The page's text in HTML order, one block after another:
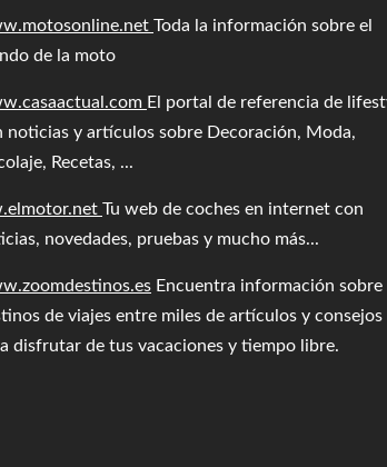
Toda la información sobre el
de la moto
El portal de referencia de
noticias y artículos sobre Decoración, Moda,
Recetas, ...
Tu web de coches en internet con
novedades, pruebas y mucho más...
Encuentra información sobre
de viajes entre miles de artículos y consejos
disfrutar de tus vacaciones y tiempo libre.